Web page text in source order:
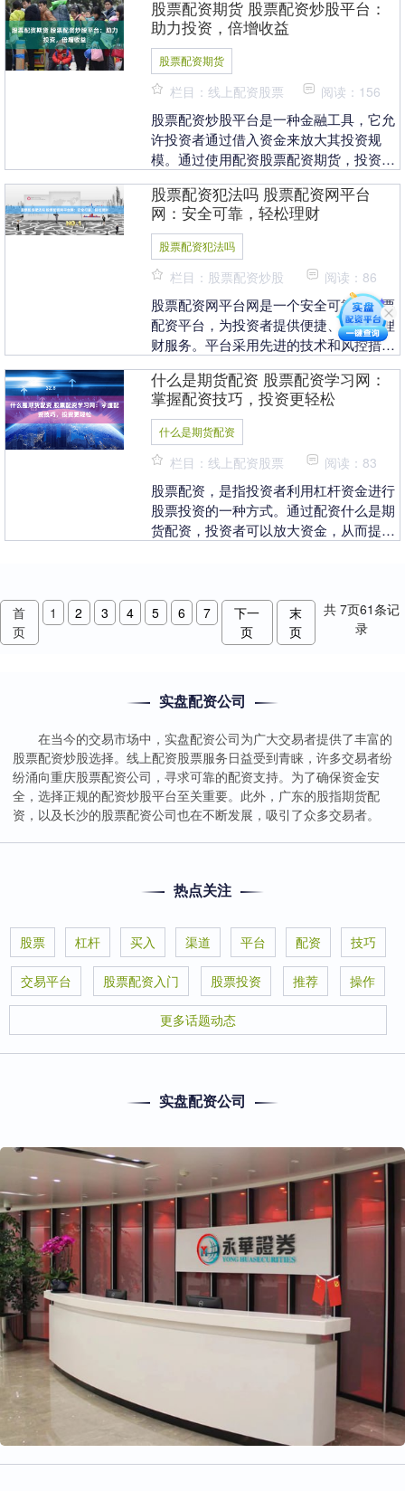
潜力。 股票配资....
股票配资期货 股票配资炒股平台：
助力投资，倍增收益
股票配资期货
栏目：线上配资股票 阅读：156
股票配资炒股平台是一种金融工具，它允
许投资者通过借入资金来放大其投资规
模。通过使用配资股票配资期货，投资者
情况下，获得更高的....
股票配资犯法吗 股票配资网平台
网：安全可靠，轻松理财
股票配资犯法吗
栏目：股票配资炒股 阅读：86
股票配资网平台网是一个安全可靠的股票
配资平台，为投资者提供便捷、高效的理
财服务。平台采用先进的技术和风控措
融资成本：*....
什么是期货配资 股票配资学习网：
掌握配资技巧，投资更轻松
什么是期货配资
栏目：线上配资股票 阅读：83
股票配资，是指投资者利用杠杆资金进行
股票投资的一种方式。通过配资什么是期
货配资，投资者可以放大资金，从而提高
首
页
1 2 3 4 5 6 7
下一
页
末
页
共7页61条记
录
实盘配资公司
在当今的交易市场中，实盘配资公司为广大交易者提供了丰富的
股票配资炒股选择。线上配资股票服务日益受到青睐，许多交易者纷
纷涌向重庆股票配资公司，寻求可靠的配资支持。为了确保资金安
全，选择正规的配资炒股平台至关重要。此外，广东的股指期货配
资，以及长沙的股票配资公司也在不断发展，吸引了众多交易者。
热点关注
股票 杠杆 买入 渠道 平台 配资 技巧
交易平台 股票配资入门 股票投资 推荐 操作
更多话题动态
实盘配资公司